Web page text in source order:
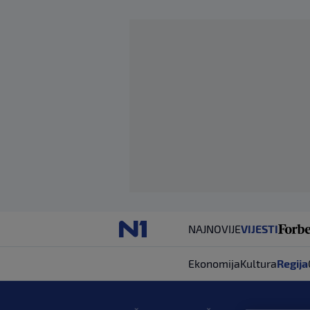
NAJNOVIJEVIJESTI
EkonomijaKulturaRegija